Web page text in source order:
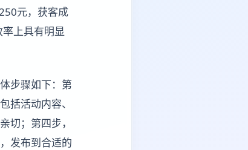
元，获客成
上具有明显
步骤如下：第
括活动内容、
切；第四步，
发布到合适的